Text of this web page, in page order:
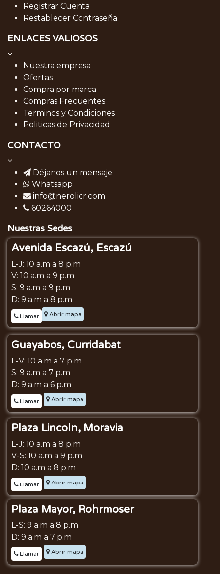
Registrar Cuenta
Restablecer Contraseña
ENLACES VALIOSOS
Nuestra empresa
Ofertas
Compra por marca
Compras Frecuentes
Terminos y Condiciones
Politicas de Privacidad
CONTACTO
Déjanos un mensaje
Whatsapp
info@nerolicr.com
60264000
Nuestras Sedes
Avenida Escazú, Escazú
L-J: 10 a.m a 8 p.m
V: 10 a.m a 9 p.m
S: 9 a.m a 9 p.m
D: 9 a.m a 8 p.m
Llamar Abrir mapa
Guayabos, Curridabat
L-V: 10 a.m a 7 p.m
S: 9 a.m a 7 p.m
D: 9 a.m a 6 p.m
Llamar Abrir mapa
Plaza Lincoln, Moravia
L-J: 10 a.m a 8 p.m
V-S: 10 a.m a 9 p.m
D: 10 a.m a 8 p.m
Llamar Abrir mapa
Plaza Mayor, Rohrmoser
L-S: 9 a.m a 8 p.m
D: 9 a.m a 7 p.m
Llamar Abrir mapa